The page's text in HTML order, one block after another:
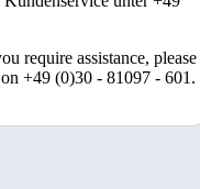
require assistance, please
+49 (0)30 - 81097 - 601.